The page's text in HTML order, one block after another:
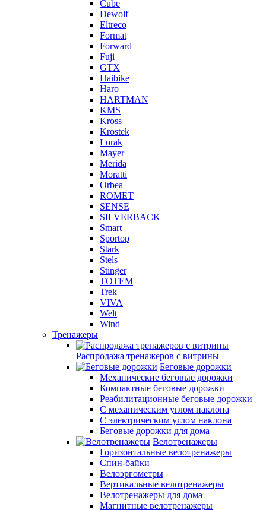
Cube
Dewolf
Eltreco
Format
Forward
Fuji
GTX
Haibike
Haro
HARTMAN
KMS
Kross
Krostek
Lorak
Mayer
Merida
Moratti
Orbea
ROMET
SENSE
SILVERBACK
Smart
Sportop
Stark
Stels
Stinger
TOTEM
Trek
VIVA
Welt
Wind
Тренажеры
Распродажа тренажеров с витрины
Беговые дорожки
Механические беговые дорожки
Компактные беговые дорожки
Реабилитационные беговые дорожки
С механическим углом наклона
С электрическим углом наклона
Беговые дорожки для дома
Велотренажеры
Горизонтальные велотренажеры
Спин-байки
Велоэргометры
Вертикальные велотренажеры
Велотренажеры для дома
Магнитные велотренажеры